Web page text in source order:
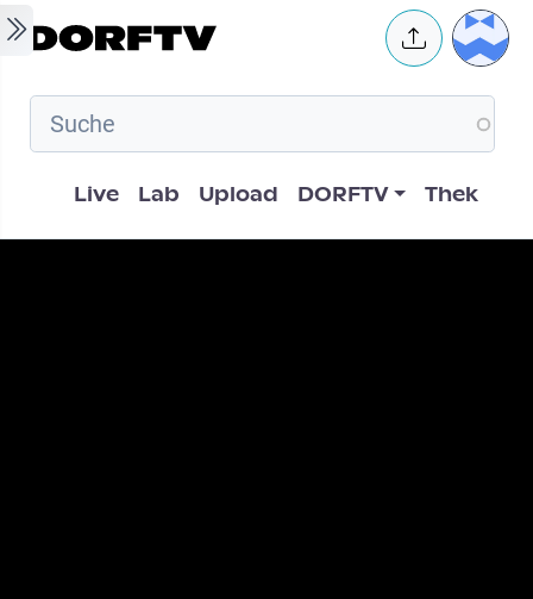
Skip to main content User
Hauptnavigation
Live Lab Upload DORFTV Thek